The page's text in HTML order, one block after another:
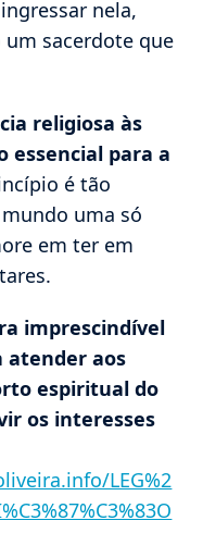
nela,
sacerdote que
religiosa às
essencial para a
é tão
uma só
em ter em
imprescindível
atender aos
espiritual do
os interesses
LEG%2